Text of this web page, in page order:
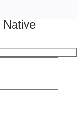
Native